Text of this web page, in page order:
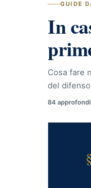
GUIDE
In
Cosa fare
del
84